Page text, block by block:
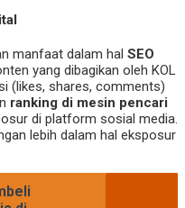
manfaat dalam hal SEO
yang dibagikan oleh KOL
(likes, shares, comments)
ranking di mesin pencari
di platform sosial media.
lebih dalam hal eksposur